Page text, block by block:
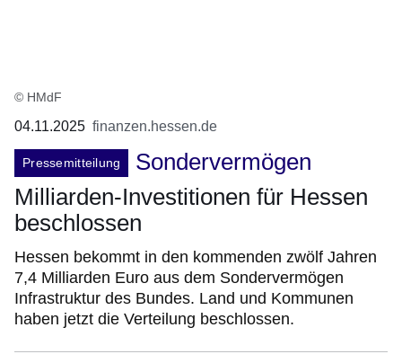
© HMdF
04.11.2025 finanzen.hessen.de
Pressemitteilung
Sondervermögen
Milliarden-Investitionen für Hessen
beschlossen
Hessen bekommt in den kommenden zwölf Jahren
7,4 Milliarden Euro aus dem Sondervermögen
Infrastruktur des Bundes. Land und Kommunen
haben jetzt die Verteilung beschlossen.